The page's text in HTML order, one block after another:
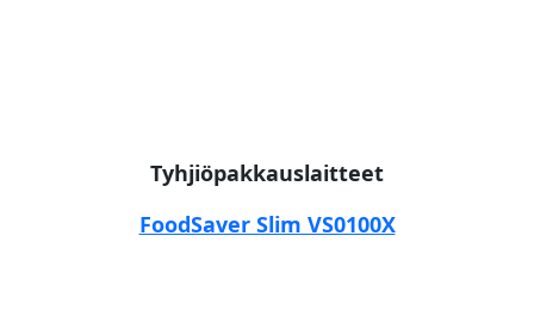
Tyhjiöpakkauslaitteet
FoodSaver Slim VS0100X